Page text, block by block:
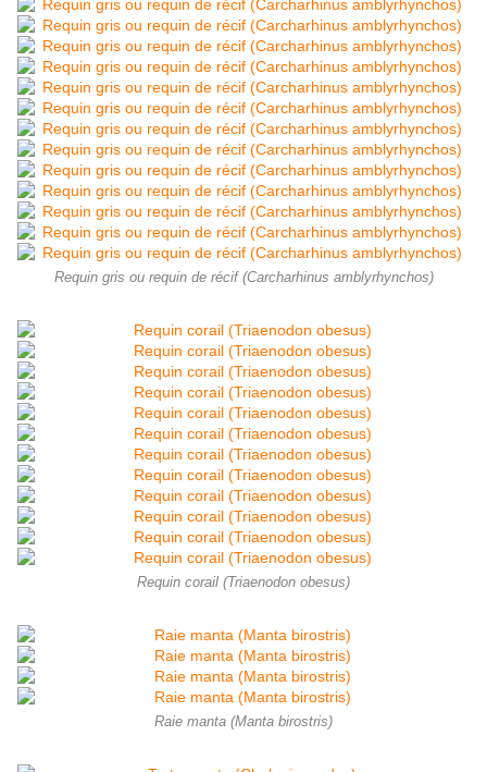
Requin gris ou requin de récif (Carcharhinus amblyrhynchos)
Requin corail (Triaenodon obesus)
Raie manta (Manta birostris)